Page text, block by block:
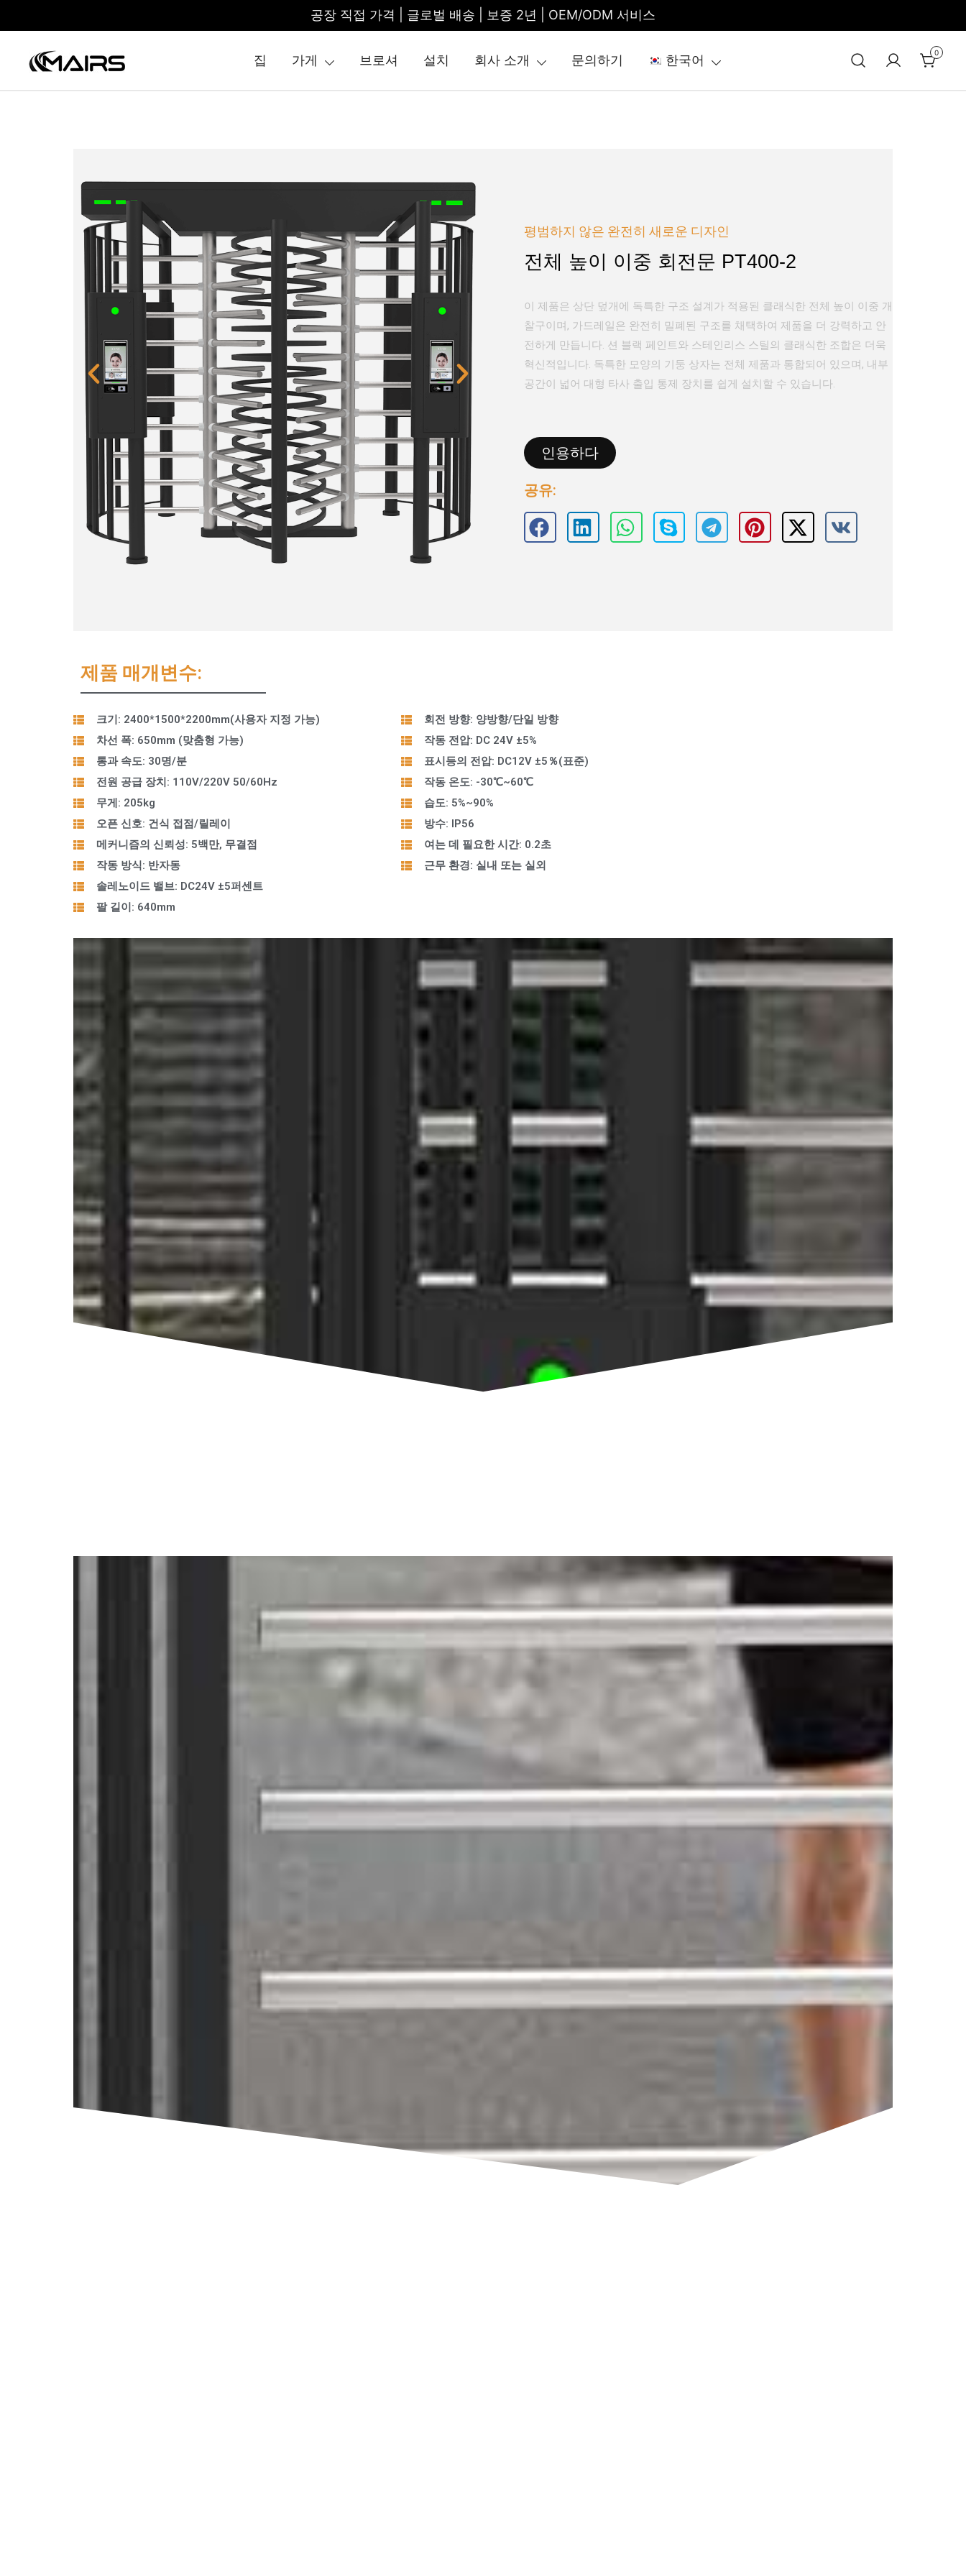
공장 직접 가격 | 글로벌 배송 | 보증 2년 | OEM/ODM 서비스
집 가게 브로셔 설치 회사 소개 문의하기 한국어 0
평범하지 않은 완전히 새로운 디자인
전체 높이 이중 회전문 PT400-2
이 제품은 상단 덮개에 독특한 구조 설계가 적용된 클래식한 전체 높이 이중 개
찰구이며, 가드레일은 완전히 밀폐된 구조를 채택하여 제품을 더 강력하고 안
전하게 만듭니다. 션 블랙 페인트와 스테인리스 스틸의 클래식한 조합은 더욱
혁신적입니다. 독특한 모양의 기둥 상자는 전체 제품과 통합되어 있으며, 내부
공간이 넓어 대형 타사 출입 통제 장치를 쉽게 설치할 수 있습니다.
인용하다
공유:
제품 매개변수:
크기: 2400*1500*2200mm(사용자 지정 가능)
차선 폭: 650mm (맞춤형 가능)
통과 속도: 30명/분
전원 공급 장치: 110V/220V 50/60Hz
무게: 205kg
오픈 신호: 건식 접점/릴레이
메커니즘의 신뢰성: 5백만, 무결점
작동 방식: 반자동
솔레노이드 밸브: DC24V ±5퍼센트
팔 길이: 640mm
회전 방향: 양방향/단일 방향
작동 전압: DC 24V ±5%
표시등의 전압: DC12V ±5％(표준)
작동 온도: -30℃~60℃
습도: 5%~90%
방수: IP56
여는 데 필요한 시간: 0.2초
근무 환경: 실내 또는 실외